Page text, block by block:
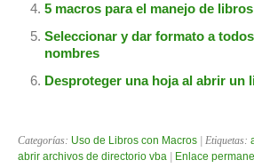
5 macros para el manejo de
Seleccionar y dar formato a
nombres
Desproteger una hoja al abrir un
Categorías: Uso de Libros con Macros | Etiquetas:
abrir archivos de directorio vba
Enlace